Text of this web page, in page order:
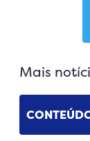
Mais